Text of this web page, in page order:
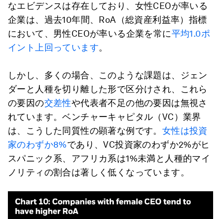
なエビデンスは存在しており、女性CEOが率いる
企業は、過去10年間、RoA（総資産利益率）指標
において、男性CEOが率いる企業を常に平均1.0ポ
イント上回っています。
しかし、多くの場合、このような課題は、ジェン
ダーと人種を切り離した形で区分けされ、これら
の要因の交差性や代表者不足の他の要因は無視さ
れています。ベンチャーキャピタル（VC）業界
は、こうした同質性の顕著な例です。 女性は投資
家のわずか8%であり、VC投資家のわずか2%がヒ
スパニック系、アフリカ系は1%未満と人種的マイ
ノリティの割合は著しく低くなっています。